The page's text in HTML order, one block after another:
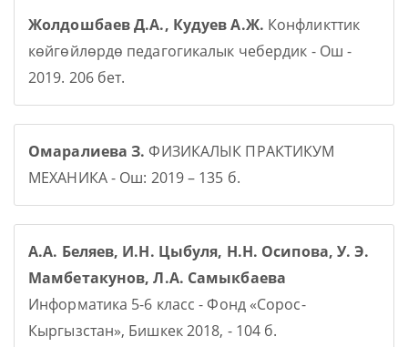
Жолдошбаев Д.А., Кудуев А.Ж. Конфликттик
көйгөйлөрдө педагогикалык чебердик - Ош -
2019. 206 бет.
Омаралиева З. ФИЗИКАЛЫК ПРАКТИКУМ
МЕХАНИКА - Ош: 2019 – 135 б.
А.А. Беляев, И.Н. Цыбуля, Н.Н. Осипова, У. Э.
Мамбетакунов, Л.А. Самыкбаева
Информатика 5-6 класс - Фонд «Сорос-
Кыргызстан», Бишкек 2018, - 104 б.